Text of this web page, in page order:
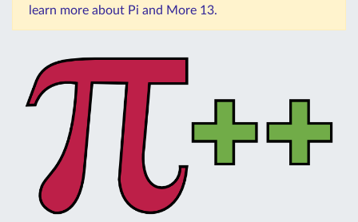
learn more about Pi and More 13.